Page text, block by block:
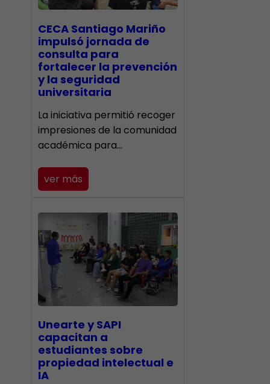
CECA Santiago Mariño
impulsó jornada de
consulta para
fortalecer la prevención
y la seguridad
universitaria
La iniciativa permitió recoger
impresiones de la comunidad
académica para…
ver más
Unearte y SAPI
capacitan a
estudiantes sobre
propiedad intelectual e
IA